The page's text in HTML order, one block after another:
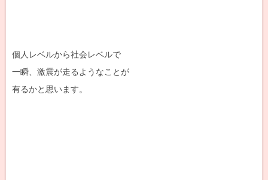
個人レベルから社会レベルで
一瞬、激震が走るようなことが
有るかと思います。